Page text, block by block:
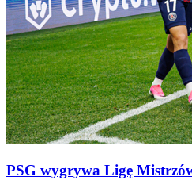
PSG wygrywa Ligę